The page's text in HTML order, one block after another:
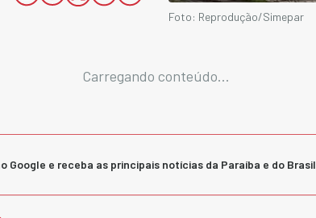
Foto: Reprodução/Simepar
Carregando conteúdo...
Google e receba as principais notícias da Paraíba e do Brasil